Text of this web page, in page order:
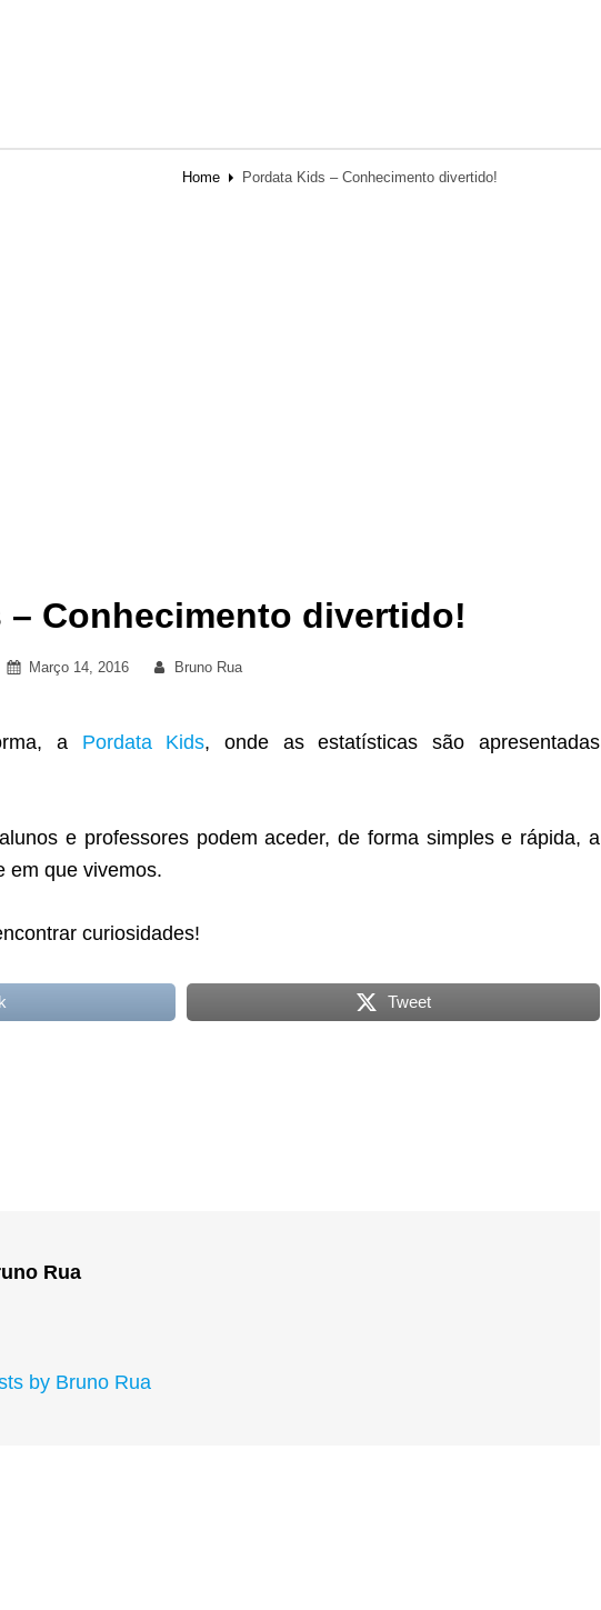
Home Pordata Kids – Conhecimento divertido!
– Conhecimento divertido!
Posted
Março 14, 2016 By
Bruno Rua
a Pordata Kids, onde as estatísticas são apresentadas
e professores podem aceder, de forma simples e rápida, a
em que vivemos.
curiosidades!
Tweet
Rua
by Bruno Rua